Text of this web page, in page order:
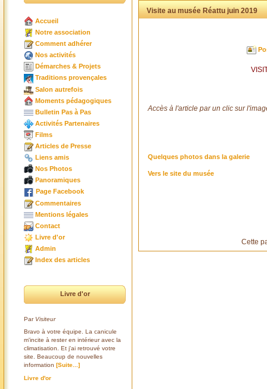
Accueil
Notre association
Comment adhérer
Nos activités
Démarches & Projets
Traditions provençales
Salon autrefois
Moments pédagogiques
Bulletin Pas à Pas
Activités Partenaires
Films
Articles de Presse
Liens amis
Nos Photos
Panoramiques
Page Facebook
Commentaires
Mentions légales
Contact
Livre d'or
Admin
Index des articles
Livre d'or
Par Visiteur
Bravo à votre équipe. La canicule
m'incite à rester en intérieur avec la
climatisation. Et j'ai retrouvé votre
site. Beaucoup de nouvelles
information [Suite...]
Livre d'or
Visite au musée Réattu juin 2019
Accès à l'article par un clic sur
Quelques photos dans la galerie
Vers le site du musée
Cette